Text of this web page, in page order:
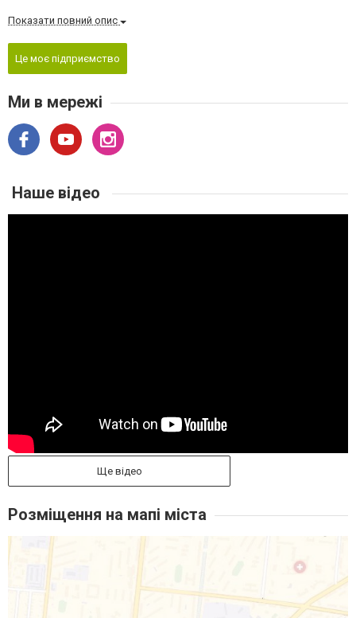
Показати повний опис
Це моє підприємство
Ми в мережі
Наше відео
Ще відео
Розміщення на мапі міста